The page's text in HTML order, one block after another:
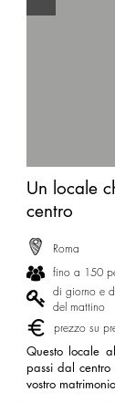
Un locale
centro
Roma
fino a 150
di giorno e
del mattino
prezzo su
Questo locale
passi dal
vostro matrimonio